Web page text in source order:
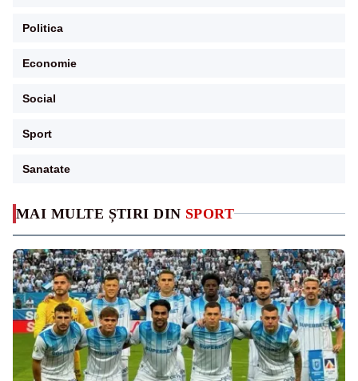
MAI MULTE ȘTIRI DIN SPORT
Politica
Economie
Social
Sport
Sanatate